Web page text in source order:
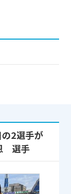
2選手が
選手